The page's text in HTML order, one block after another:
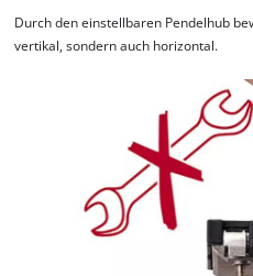
Durch den einstellbaren Pendelhub
vertikal, sondern auch horizontal.